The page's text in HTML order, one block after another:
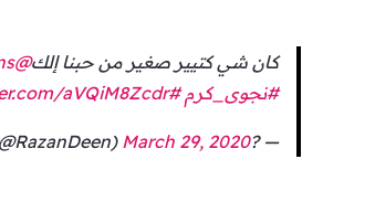
كان شي كتيير صغير من حبنا إلك@najwakaram
#نجوى_كرم #najwakaram
aVQiM8Zcdr
— ?RazanNasrDeen? (@RazanDeen)
March 29, 2020